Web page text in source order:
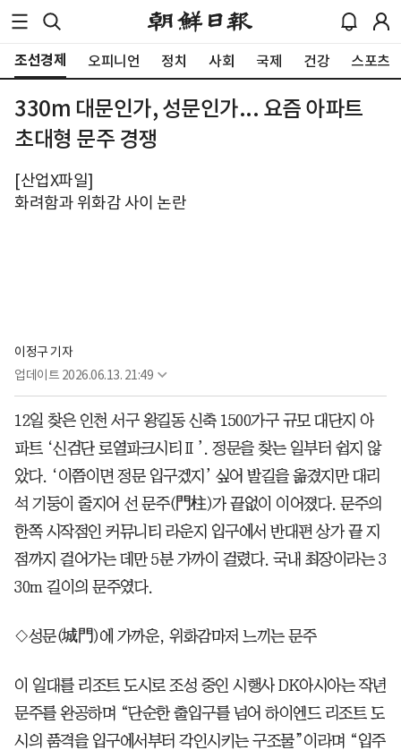
조선경제 오피니언 정치 사회 국제 건강 스포츠
330m 대문인가, 성문인가... 요즘 아파트
초대형 문주 경쟁
[산업X파일]
화려함과 위화감 사이 논란
이정구 기자
업데이트 2026.06.13. 21:49
12일 찾은 인천 서구 왕길동 신축 1500가구 규모 대단지 아
파트 ‘신검단 로열파크시티Ⅱ’. 정문을 찾는 일부터 쉽지 않
았다. ‘이쯤이면 정문 입구겠지’ 싶어 발길을 옮겼지만 대리
석 기둥이 줄지어 선 문주(門柱)가 끝없이 이어졌다. 문주의
한쪽 시작점인 커뮤니티 라운지 입구에서 반대편 상가 끝 지
점까지 걸어가는 데만 5분 가까이 걸렸다. 국내 최장이라는 3
30m 길이의 문주였다.
◇성문(城門)에 가까운, 위화감마저 느끼는 문주
이 일대를 리조트 도시로 조성 중인 시행사 DK아시아는 작년
문주를 완공하며 “단순한 출입구를 넘어 하이엔드 리조트 도
시의 품격을 입구에서부터 각인시키는 구조물”이라며 “입주